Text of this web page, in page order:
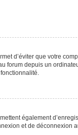
d’éviter que votre
forum depuis un
également
et de déconnexion